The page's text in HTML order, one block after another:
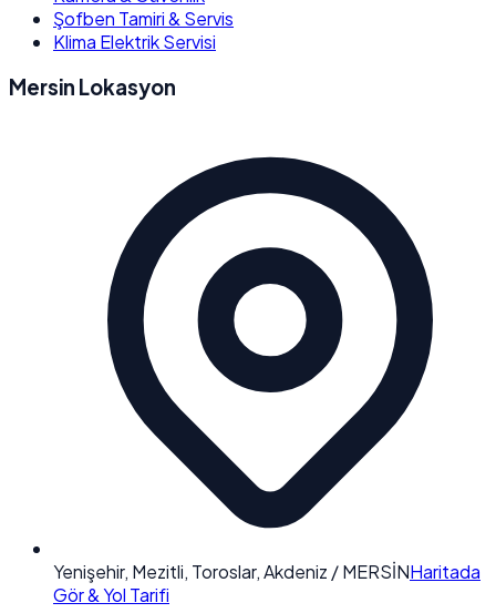
Şofben Tamiri & Servis
Klima Elektrik Servisi
Mersin Lokasyon
Yenişehir, Mezitli, Toroslar, Akdeniz / MERSİNHaritada
Gör & Yol Tarifi